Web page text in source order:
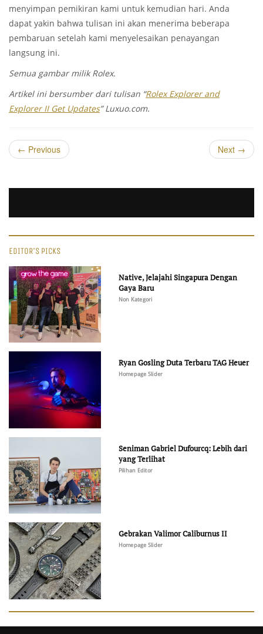
menyimpan pemikiran kami untuk kemudian hari. Anda
dapat yakin bahwa tulisan ini akan menerima beberapa
pembaruan setelah kami menyelesaikan penayangan
langsung ini.
Semua gambar milik Rolex.
Artikel ini bersumber dari tulisan “Rolex Explorer and
Explorer II Get Updates” Luxuo.com.
← Previous Next →
EDITOR'S PICKS
Native, Jelajahi Singapura Dengan
Gaya Baru
Non Kategori
Ryan Gosling Duta Terbaru TAG Heuer
Homepage Slider
Seniman Gabriel Dufourcq: Lebih dari
yang Terlihat
Pilihan Editor
Gebrakan Valimor Caliburnus II
Homepage Slider